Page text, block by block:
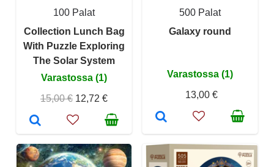
100 Palat
Collection Lunch Bag
With Puzzle Exploring
The Solar System
Varastossa (1)
15,00 € 12,72 €
500 Palat
Galaxy round
Varastossa (1)
13,00 €